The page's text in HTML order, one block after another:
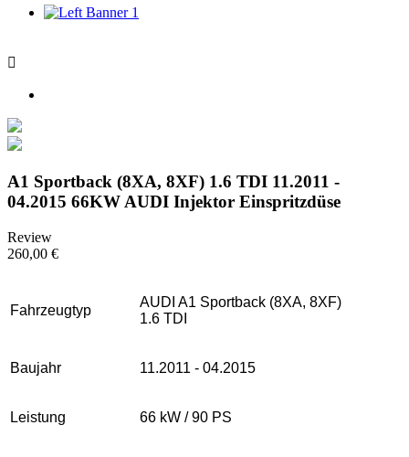

A1 Sportback (8XA, 8XF) 1.6 TDI 11.2011 -
04.2015 66KW AUDI Injektor Einspritzdüse
Review
260,00 €
Fahrzeugtyp
AUDI A1 Sportback (8XA, 8XF)
1.6 TDI
Baujahr 11.2011 - 04.2015
Leistung 66 kW / 90 PS